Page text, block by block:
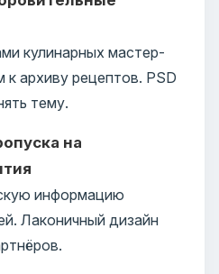
кулинарных мастер-
архиву рецептов. PSD
тему.
на
информацию
Лаконичный дизайн